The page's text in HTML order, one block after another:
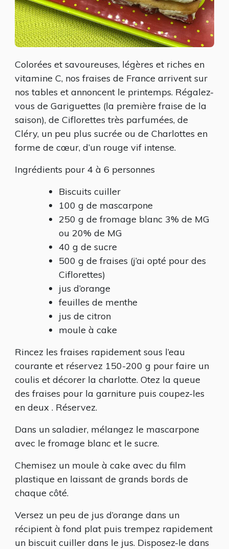
Colorées et savoureuses, légères et riches en
vitamine C, nos fraises de France arrivent sur
nos tables et annoncent le printemps. Régalez-
vous de Gariguettes (la première fraise de la
saison), de Ciflorettes très parfumées, de
Cléry, un peu plus sucrée ou de Charlottes en
forme de cœur, d’un rouge vif intense.
Ingrédients pour 4 à 6 personnes
Biscuits cuiller
100 g de mascarpone
250 g de fromage blanc 3% de MG
ou 20% de MG
40 g de sucre
500 g de fraises (j’ai opté pour des
Ciflorettes)
jus d’orange
feuilles de menthe
jus de citron
moule à cake
Rincez les fraises rapidement sous l’eau
courante et réservez 150-200 g pour faire un
coulis et décorer la charlotte. Otez la queue
des fraises pour la garniture puis coupez-les
en deux . Réservez.
Dans un saladier, mélangez le mascarpone
avec le fromage blanc et le sucre.
Chemisez un moule à cake avec du film
plastique en laissant de grands bords de
chaque côté.
Versez un peu de jus d’orange dans un
récipient à fond plat puis trempez rapidement
un biscuit cuiller dans le jus. Disposez-le dans